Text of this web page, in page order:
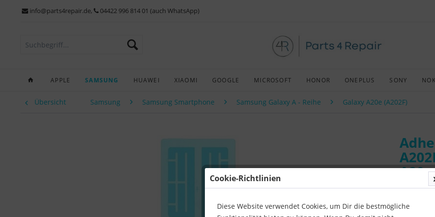
info@parts4repair.de, 04422 996 814 01 (auch WhatsApp)
APPLE SAMSUNG HUAWEI XIAOMI GOOGLE MICROSOFT HONOR ONEPLUS SONY
Übersicht Samsung Samsung Smartphone Samsung Galaxy A - Reihe Galaxy A20e (A202F)
A20e
Cookie-Richtlinien
Diese Website verwendet Cookies, um Dir die bestmögliche